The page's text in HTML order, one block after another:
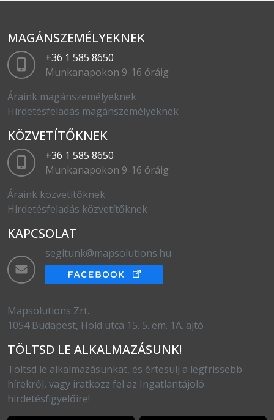
MAGÁNSZEMÉLYEKNEK
+36 1 585 8650
Munkanapokon 9-16 óráig
Áraink magánszemélyeknek
Hirdetésfeladás magánszemélyeknek
KÖZVETÍTŐKNEK
+36 1 585 8650
Munkanapokon 9-16 óráig
Áraink közvetítőknek
Hirdetésfeladás közvetítőknek
KAPCSOLAT
segitunk@mapsolutions.hu
Mapsolutions Zrt.
1054 Budapest, Hold utca 15. 5. em. 1A. ajtó
TÖLTSD LE ALKALMAZÁSUNK!
Töltsd le alkalmazásunkat, és értesülj a legfrissebb
hírekről, vagy iratkozz fel az Ingatlantájoló
hirdetésfigyelőire!